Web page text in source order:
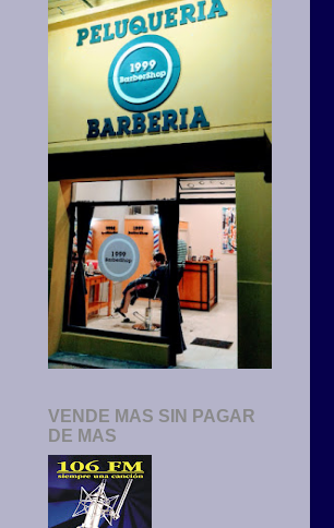
VENDE MAS SIN PAGAR
DE MAS